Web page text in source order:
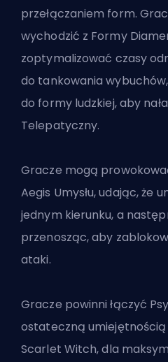
przełączaniem form.
wychodzić z Formy
zoptymalizować czasy
do tankowania
do formy ludzkiej, aby
Telepatyczny.
Gracze mogą
Aegis Umysłu, udając, że
jednym kierunku, a
przenosząc, aby
ataki.
Gracze powinni łączyć
ostateczną
Scarlet Witch, dla